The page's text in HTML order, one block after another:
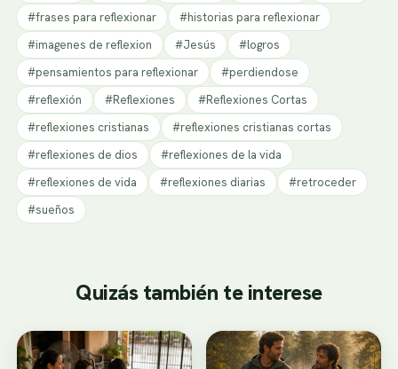
#frases para reflexionar
#historias para reflexionar
#imagenes de reflexion
#Jesús
#logros
#pensamientos para reflexionar
#perdiendose
#reflexión
#Reflexiones
#Reflexiones Cortas
#reflexiones cristianas
#reflexiones cristianas cortas
#reflexiones de dios
#reflexiones de la vida
#reflexiones de vida
#reflexiones diarias
#retroceder
#sueños
Quizás también te interese